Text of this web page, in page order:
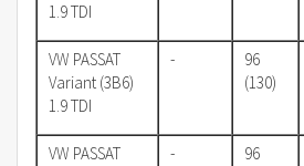
1.9 TDI
VW PASSAT
Variant (3B6)
1.9 TDI
-
96
(130)
VW PASSAT - 96